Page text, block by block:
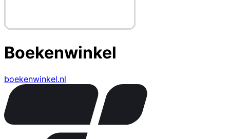
Boekenwinkel
boekenwinkel.nl